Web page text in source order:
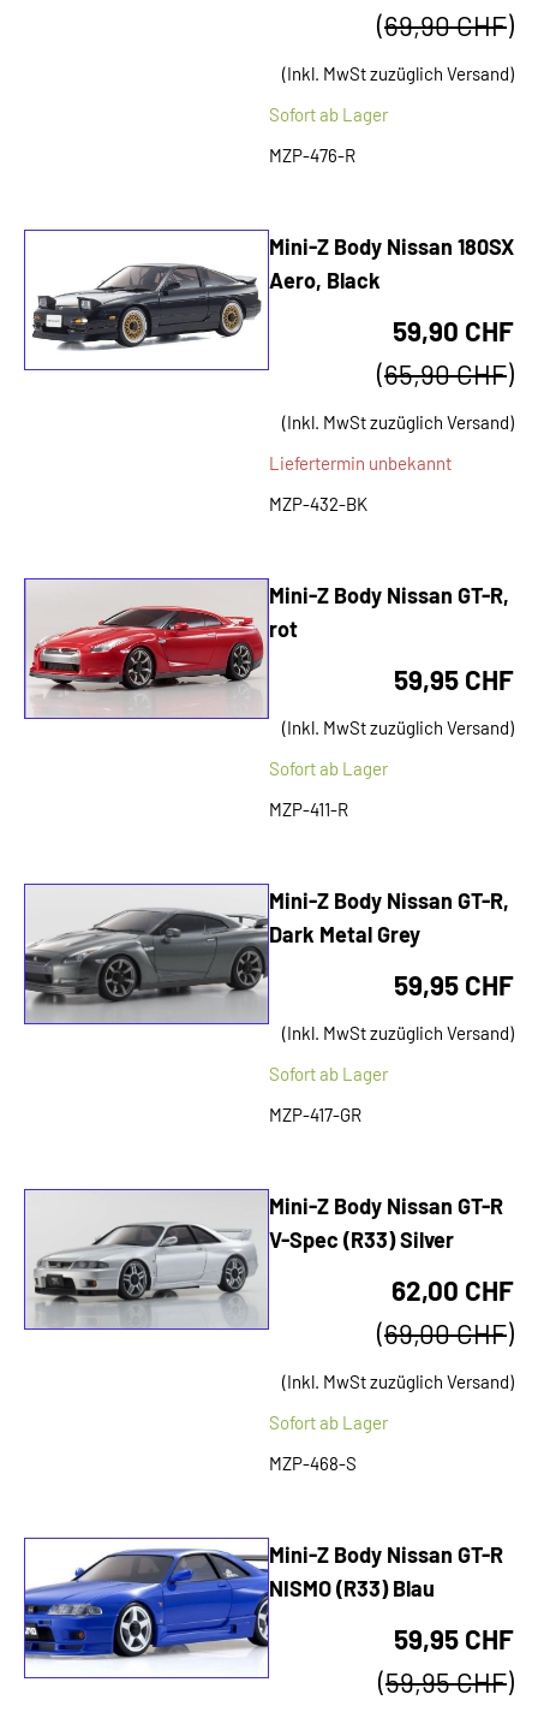
(69,90 CHF)
(Inkl. MwSt zuzüglich Versand)
Sofort ab Lager
MZP-476-R
Mini-Z Body Nissan 180SX
Aero, Black
59,90 CHF
(65,90 CHF)
(Inkl. MwSt zuzüglich Versand)
Liefertermin unbekannt
MZP-432-BK
Mini-Z Body Nissan GT-R,
rot
59,95 CHF
(Inkl. MwSt zuzüglich Versand)
Sofort ab Lager
MZP-411-R
Mini-Z Body Nissan GT-R,
Dark Metal Grey
59,95 CHF
(Inkl. MwSt zuzüglich Versand)
Sofort ab Lager
MZP-417-GR
Mini-Z Body Nissan GT-R
V-Spec (R33) Silver
62,00 CHF
(69,00 CHF)
(Inkl. MwSt zuzüglich Versand)
Sofort ab Lager
MZP-468-S
Mini-Z Body Nissan GT-R
NISMO (R33) Blau
59,95 CHF
(59,95 CHF)